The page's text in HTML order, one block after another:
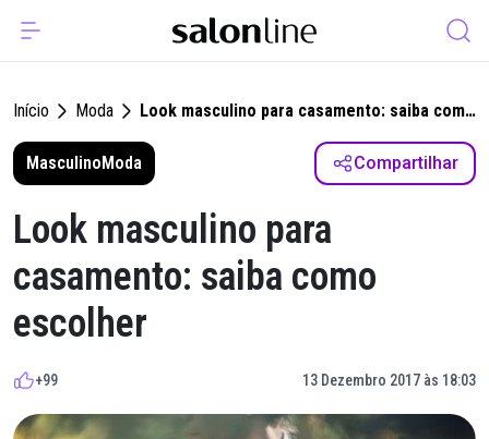
Início Moda
Look masculino para casamento: saiba como
escolher
MasculinoModa Compartilhar
Look masculino para
casamento: saiba como
escolher
+99 13 Dezembro 2017 às 18:03